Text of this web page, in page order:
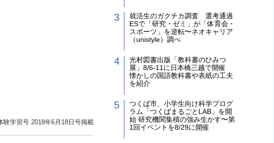
学習号 2018年6月18日号掲載
就活生のガクチカ調査 選考通過
ESで「研究・ゼミ」が「体育会・
スポーツ」を逆転〜ネオキャリア
（unistyle）調べ
光村図書出版「教科書のひみつ
展」8/6-11に日本橋三越で開催
懐かしの国語教科書や表紙の工夫
を紹介
つくば市、小学生向け科学プログ
ラム「つくばまるごとLAB」を開
始 研究機関集積の強み生かす〜第
1回イベントを8/29に開催